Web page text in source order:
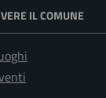
IL COMUNE